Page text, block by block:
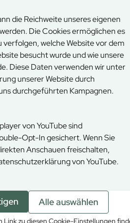
die Reichweite unseres eigenen
Die Cookies ermöglichen es
verfolgen, welche Website vor dem
besucht wurde und wie unsere
Diese Daten verwenden wir unter
unserer Website durch
durchgeführten Kampagnen.
von YouTube sind
Opt-In gesichert. Wenn Sie
Anschauen freischalten,
von YouTube.
Alle auswählen
Link zu diesen Cookie-Einstellungen